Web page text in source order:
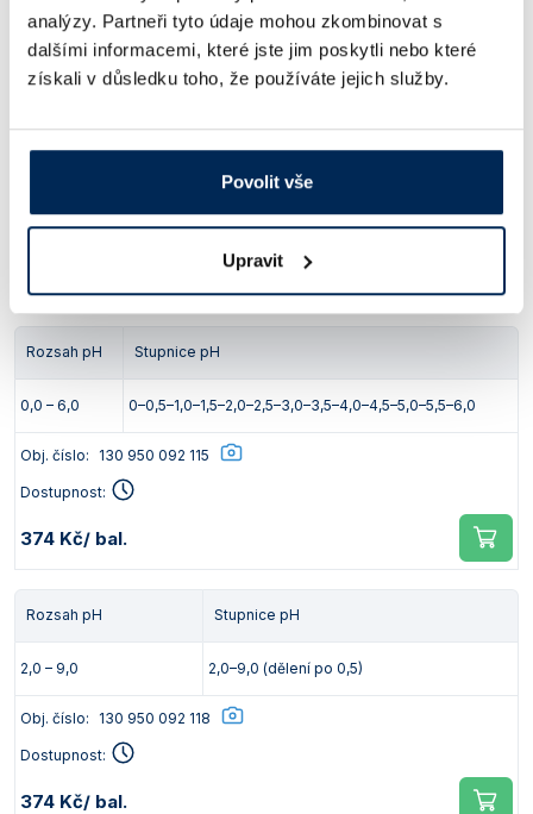
analýzy. Partneři tyto údaje mohou zkombinovat s
dalšími informacemi, které jste jim poskytli nebo které
získali v důsledku toho, že používáte jejich služby.
Povolit vše
Upravit
Indikátorové papírky pH-Fix v plastové krabičce
Rozsah pH Stupnice pH
Dostupnost:
Rozsah pH Stupnice pH
0,0 – 6,0 0–0,5–1,0–1,5–2,0–2,5–3,0–3,5–4,0–4,5–5,0–5,5–6,0
Obj. číslo: 130 950 092 115
Dostupnost:
374 Kč/ bal.
Rozsah pH Stupnice pH
2,0 – 9,0 2,0–9,0 (dělení po 0,5)
Obj. číslo: 130 950 092 118
Dostupnost:
374 Kč/ bal.